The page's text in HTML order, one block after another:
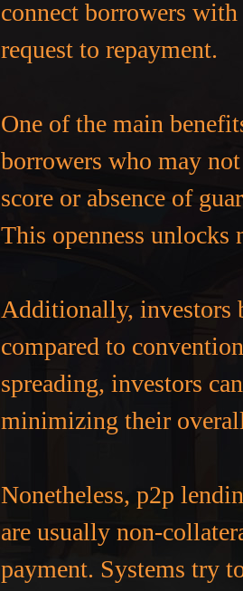
connect borrowers
request to repayment.
One of the main
borrowers who may
score or absence of
This openness unlocks
Additionally, investors
compared to
spreading, investors
minimizing their
Nonetheless, p2p
are usually non-
payment. Systems try